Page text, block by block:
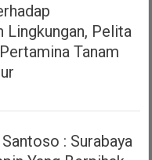
Lingkungan, Pelita
Tanam
: Surabaya